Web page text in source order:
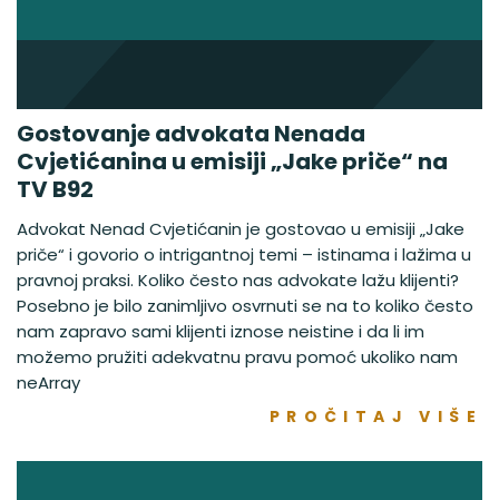
Gostovanje advokata Nenada
Cvjetićanina u emisiji „Jake priče“ na
TV B92
Advokat Nenad Cvjetićanin je gostovao u emisiji „Jake
priče“ i govorio o intrigantnoj temi – istinama i lažima u
pravnoj praksi. Koliko često nas advokate lažu klijenti?
Posebno je bilo zanimljivo osvrnuti se na to koliko često
nam zapravo sami klijenti iznose neistine i da li im
možemo pružiti adekvatnu pravu pomoć ukoliko nam
neArray
PROČITAJ VIŠE